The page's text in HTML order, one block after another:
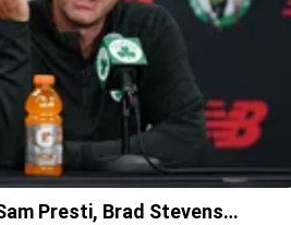
Presti, Brad Stevens…